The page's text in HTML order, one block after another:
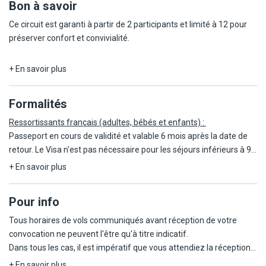
Bon à savoir
Ce circuit est garanti à partir de 2 participants et limité à 12 pour
préserver confort et convivialité.
Tout au long de votre séjour, à l'exception des portions de Trek,
optimal à chaque étape de votre aventure.
À savoir avant votre départ : La liste définitive de vos hôtels vous
sera envoyée quelques jours avant votre départ, accompagnées
en main dès votre arrivée afin de garantir le bon déroulement de
L'itinéraire suggéré et les étapes incontournables peuvent être
amenés à évoluer selon certains impératifs locaux.
+ En savoir plus
Formalités
Ressortissants français (adultes, bébés et enfants) :
Passeport en cours de validité et valable 6 mois après la date de
retour. Le Visa n'est pas nécessaire pour les séjours inférieurs à 90
jours.
chaque pays étant amenées à évoluer, il est vivement conseillé de
se reporter à la rubrique "conseils aux voyageurs" du site France
Diplomatie, https://www.diplomatie.gouv.fr/.
+ En savoir plus
Pour info
Tous horaires de vols communiqués avant réception de votre
convocation ne peuvent l'être qu'à titre indicatif.
Dans tous les cas, il est impératif que vous attendiez la réception
de la convocation comprenant les horaires définitifs avant